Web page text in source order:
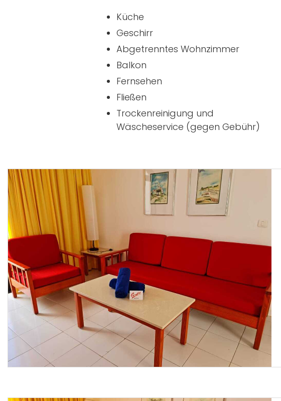
Küche
Geschirr
Abgetrenntes Wohnzimmer
Balkon
Fernsehen
Fließen
Trockenreinigung und
Wäscheservice (gegen Gebühr)